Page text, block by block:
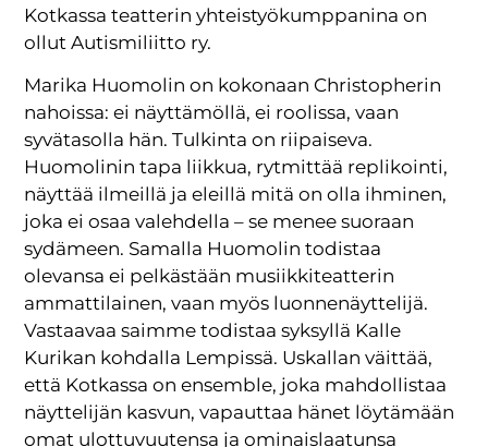
Kotkassa teatterin yhteistyökumppanina on
ollut Autismiliitto ry.
Marika Huomolin on kokonaan Christopherin
nahoissa: ei näyttämöllä, ei roolissa, vaan
syvätasolla hän. Tulkinta on riipaiseva.
Huomolinin tapa liikkua, rytmittää replikointi,
näyttää ilmeillä ja eleillä mitä on olla ihminen,
joka ei osaa valehdella – se menee suoraan
sydämeen. Samalla Huomolin todistaa
olevansa ei pelkästään musiikkiteatterin
ammattilainen, vaan myös luonnenäyttelijä.
Vastaavaa saimme todistaa syksyllä Kalle
Kurikan kohdalla Lempissä. Uskallan väittää,
että Kotkassa on ensemble, joka mahdollistaa
näyttelijän kasvun, vapauttaa hänet löytämään
omat ulottuvuutensa ja ominaislaatunsa